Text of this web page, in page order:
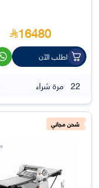
16480
اطلب الآن
22 مرة شراء
شحن مجاني